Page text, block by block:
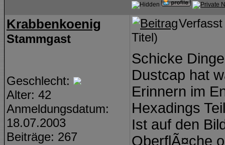
Krabbenkoenig
Stammgast
Geschlecht:
Alter: 42
Anmeldungsdatum:
18.07.2003
Beiträge: 267
Titel)
Schicke
Dustcap hat
Erinnern im
Hexadings
Ist auf den
OberflÃ¤che